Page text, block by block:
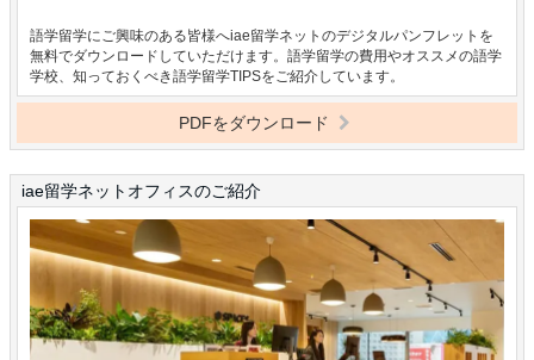
語学留学にご興味のある皆様へiae留学ネットのデジタルパンフレットを
無料でダウンロードしていただけます。語学留学の費用やオススメの語学
学校、知っておくべき語学留学TIPSをご紹介しています。
PDFをダウンロード
iae留学ネットオフィスのご紹介